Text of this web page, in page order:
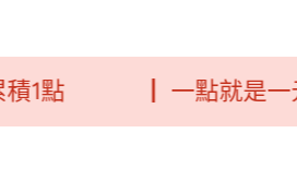
┃ 一點就是一元